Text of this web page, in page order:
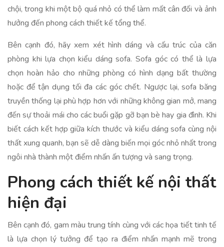
chội, trong khi một bộ quá nhỏ có thể làm mất cân đối và ảnh
hưởng đến phong cách thiết kế tổng thể.
Bên cạnh đó, hãy xem xét hình dáng và cấu trúc của căn
phòng khi lựa chọn kiểu dáng sofa. Sofa góc có thể là lựa
chọn hoàn hảo cho những phòng có hình dạng bất thường
hoặc để tận dụng tối đa các góc chết. Ngược lại, sofa băng
truyền thống lại phù hợp hơn với những không gian mở, mang
đến sự thoải mái cho các buổi gặp gỡ bạn bè hay gia đình. Khi
biết cách kết hợp giữa kích thước và kiểu dáng sofa cùng nội
thất xung quanh, bạn sẽ dễ dàng biến mọi góc nhỏ nhất trong
ngôi nhà thành một điểm nhấn ấn tượng và sang trọng.
Phong cách thiết kế nội thất
hiện đại
Bên cạnh đó, gam màu trung tính cùng với các họa tiết tinh tế
là lựa chọn lý tưởng để tạo ra điểm nhấn mạnh mẽ trong